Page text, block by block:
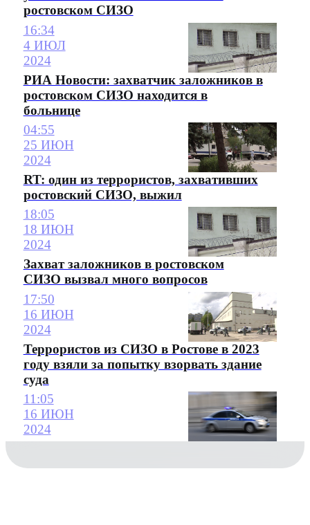
ростовском СИЗО
16:34
4 ИЮЛ
2024
РИА Новости: захватчик заложников в
ростовском СИЗО находится в
больнице
04:55
25 ИЮН
2024
RT: один из террористов, захвативших
ростовский СИЗО, выжил
18:05
18 ИЮН
2024
Захват заложников в ростовском
СИЗО вызвал много вопросов
17:50
16 ИЮН
2024
Террористов из СИЗО в Ростове в 2023
году взяли за попытку взорвать здание
суда
11:05
16 ИЮН
2024